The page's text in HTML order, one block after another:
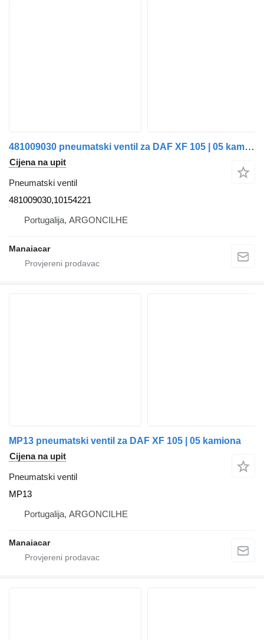
481009030 pneumatski ventil za DAF XF 105 | 05 kamiona
Cijena na upit
Pneumatski ventil
481009030,10154221
Portugalija, ARGONCILHE
Manaiacar
MP13 pneumatski ventil za DAF XF 105 | 05 kamiona
Cijena na upit
Pneumatski ventil
MP13
Portugalija, ARGONCILHE
Manaiacar